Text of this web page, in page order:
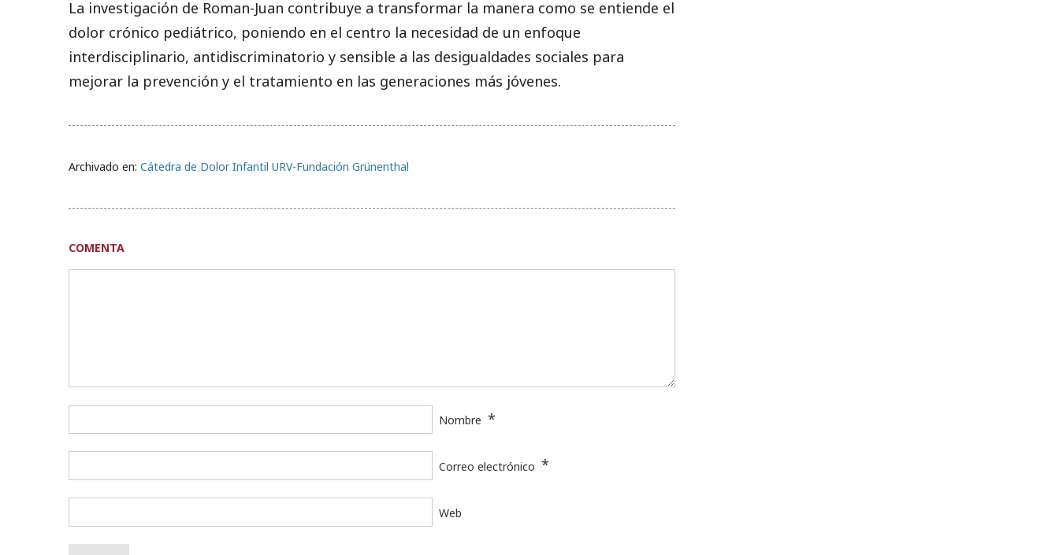
La investigación de Roman-Juan contribuye a transformar la manera como se entiende el
dolor crónico pediátrico, poniendo en el centro la necesidad de un enfoque
interdisciplinario, antidiscriminatorio y sensible a las desigualdades sociales para
mejorar la prevención y el tratamiento en las generaciones más jóvenes.
Archivado en: Cátedra de Dolor Infantil URV-Fundación Grünenthal
COMENTA
Nombre *
Correo electrónico *
Web